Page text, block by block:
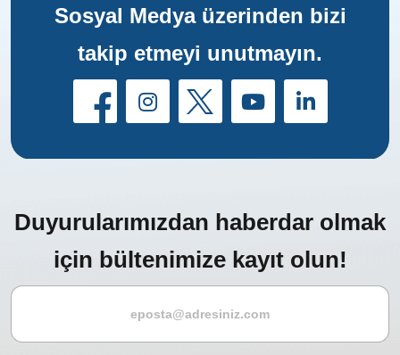
Sosyal Medya üzerinden bizi
takip etmeyi unutmayın.
Duyurularımızdan haberdar olmak
için bültenimize kayıt olun!